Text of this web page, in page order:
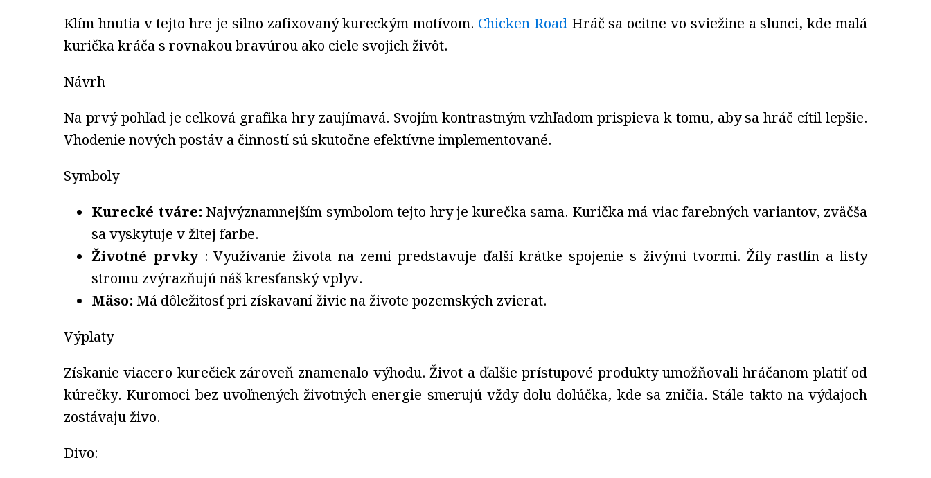
Klím hnutia v tejto hre je silno zafixovaný kureckým motívom. Chicken RoadHráč sa ocitne vo sviežine a slunci, kde malá
kurička kráča s rovnakou bravúrou ako ciele svojich živôt.
Návrh
Na prvý pohľad je celková grafika hry zaujímavá. Svojím kontrastným vzhľadom prispieva k tomu, aby sa hráč cítil lepšie.
Vhodenie nových postáv a činností sú skutočne efektívne implementované.
Symboly
Kurecké tváre: Najvýznamnejším symbolom tejto hry je kurečka sama. Kurička má viac farebných variantov, zväčša
sa vyskytuje v žltej farbe.
Životné prvky : Využívanie života na zemi predstavuje ďalší krátke spojenie s živými tvormi. Žíly rastlín a listy
stromu zvýrazňujú náš kresťanský vplyv.
Mäso: Má dôležitosť pri získavaní živic na živote pozemských zvierat.
Výplaty
Získanie viacero kurečiek zároveň znamenalo výhodu. Život a ďalšie prístupové produkty umožňovali hráčanom platiť od
kúrečky. Kuromoci bez uvoľnených životných energie smerujú vždy dolu dolúčka, kde sa zničia. Stále takto na výdajoch
zostávaju živo.
Divo: